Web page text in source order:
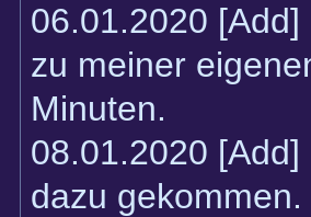
06.01.2020
zu meiner
Minuten.
08.01.2020
dazu